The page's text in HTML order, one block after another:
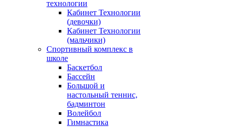
технологии
Кабинет Технологии
(девочки)
Кабинет Технологии
(мальчики)
Спортивный комплекс в
школе
Баскетбол
Бассейн
Большой и
настольный теннис,
бадминтон
Волейбол
Гимнастика